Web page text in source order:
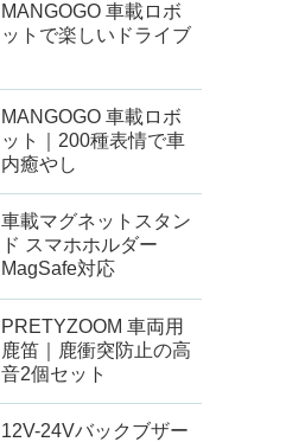
MANGOGO 車載ロボ
ットで楽しいドライブ
MANGOGO 車載ロボ
ット｜200種表情で車
内癒やし
車載マグネットスタン
ド スマホホルダー
MagSafe対応
PRETYZOOM 車両用
鹿笛｜鹿衝突防止の高
音2個セット
12V-24Vバックブザー